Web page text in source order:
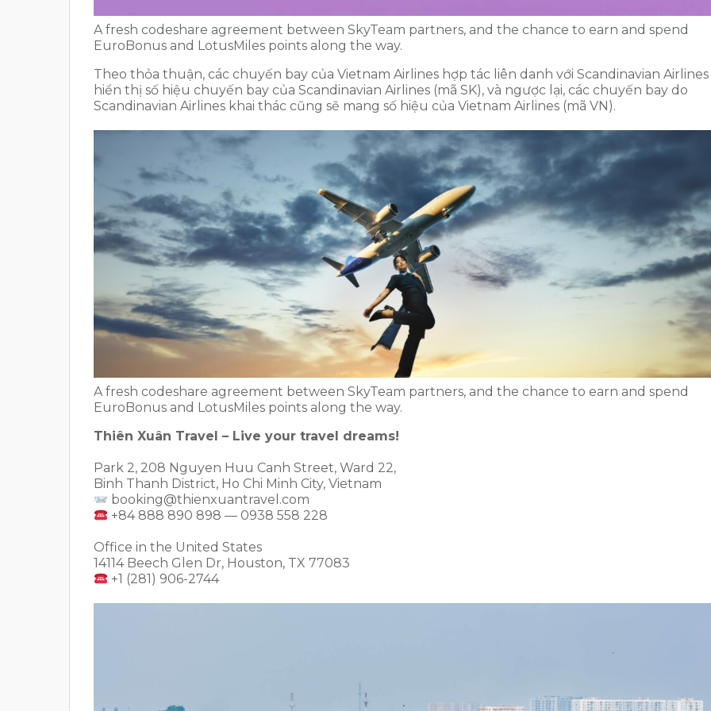
A fresh codeshare agreement between SkyTeam partners, and the chance to earn and spend
EuroBonus and LotusMiles points along the way.
Theo thỏa thuận, các chuyến bay của Vietnam Airlines hợp tác liên danh với Scandinavian Airlines
hiển thị số hiệu chuyến bay của Scandinavian Airlines (mã SK), và ngược lại, các chuyến bay do
Scandinavian Airlines khai thác cũng sẽ mang số hiệu của Vietnam Airlines (mã VN).
A fresh codeshare agreement between SkyTeam partners, and the chance to earn and spend
EuroBonus and LotusMiles points along the way.
Thiên Xuân Travel – Live your travel dreams!
Park 2, 208 Nguyen Huu Canh Street, Ward 22,
Binh Thanh District, Ho Chi Minh City, Vietnam
booking@thienxuantravel.com
+84 888 890 898 — 0938 558 228
Office in the United States
14114 Beech Glen Dr, Houston, TX 77083
+1 (281) 906-2744